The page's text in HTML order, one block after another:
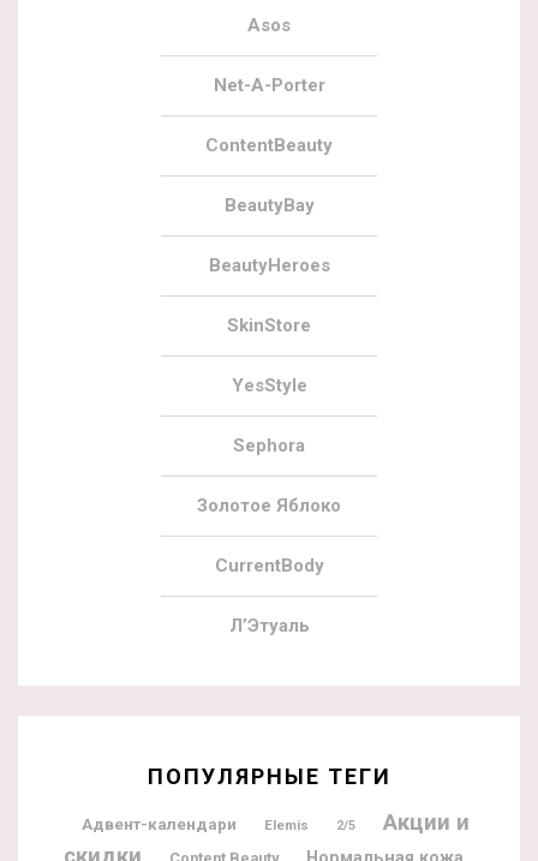
Asos
Net-A-Porter
ContentBeauty
BeautyBay
BeautyHeroes
SkinStore
YesStyle
Sephora
Золотое Яблоко
CurrentBody
Л’Этуаль
ПОПУЛЯРНЫЕ ТЕГИ
Адвент-календари Elemis 2/5
Акции и
Нормальная кожа